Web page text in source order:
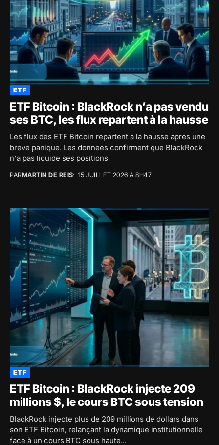
ETF
ETF Bitcoin : BlackRock n’a pas vendu
ses BTC, les flux repartent à la hausse
Les flux des ETF Bitcoin repartent a la hausse apres une
breve panique. Les donnees confirment que BlackRock
n'a pas liquide ses positions.
PARMARTIN DE REIS 15 JUILLET 2026 À 8H47
ETF
ETF Bitcoin : BlackRock injecte 209
millions $, le cours BTC sous tension
BlackRock injecte plus de 209 millions de dollars dans
son ETF Bitcoin, relançant la dynamique institutionnelle
face à un cours BTC sous haute...